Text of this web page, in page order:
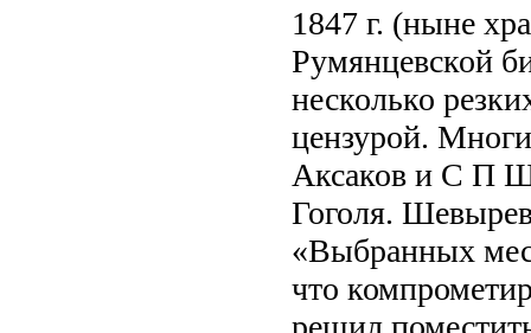
1847 г. (ныне
Румянцевской
несколько
цензурой.
Аксаков и С П
Гоголя.
«Выбранных
что